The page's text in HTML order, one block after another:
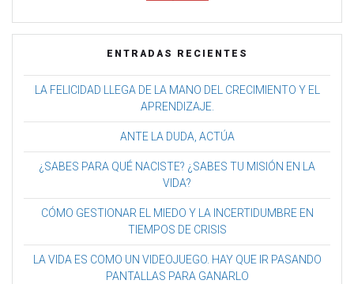
ENTRADAS RECIENTES
LA FELICIDAD LLEGA DE LA MANO DEL CRECIMIENTO Y EL
APRENDIZAJE.
ANTE LA DUDA, ACTÚA
¿SABES PARA QUÉ NACISTE? ¿SABES TU MISIÓN EN LA
VIDA?
CÓMO GESTIONAR EL MIEDO Y LA INCERTIDUMBRE EN
TIEMPOS DE CRISIS
LA VIDA ES COMO UN VIDEOJUEGO. HAY QUE IR PASANDO
PANTALLAS PARA GANARLO